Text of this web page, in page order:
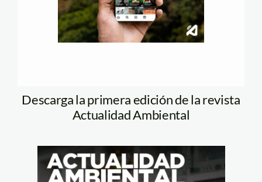
Descarga la primera edición de la revista
Actualidad Ambiental